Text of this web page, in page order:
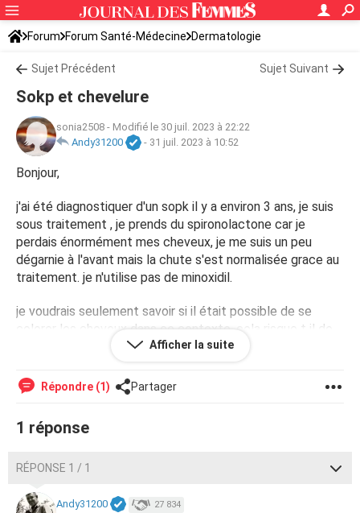
Forum Forum Santé-Médecine Dermatologie
Sujet Précédent Sujet Suivant
Sokp et chevelure
sonia2508 - Modifié le 30 juil. 2023 à 22:22
Andy31200
- 31 juil. 2023 à 10:52
Bonjour,
j'ai été diagnostiquer d'un sopk il y a environ 3 ans, je suis
sous traitement , je prends du spironolactone car je
perdais énormément mes cheveux, je me suis un peu
dégarnie à l'avant mais la chute s'est normalisée grace au
traitement. je n'utilise pas de minoxidil.
je voudrais seulement savoir si il était possible de se
colorer les cheveux dans ce contexte, cela risque t il de
provoquer une nouvelle chute de cheveux? je n'aime pas
un salon de coiffure depuis. faut il privilégier les
colorations végétales ou les hennés?
je vous remercie par avance si vous avez possibilité de
Afficher la suite
Répondre (1) Partager
1 réponse
RÉPONSE 1 / 1
Andy31200 27 834